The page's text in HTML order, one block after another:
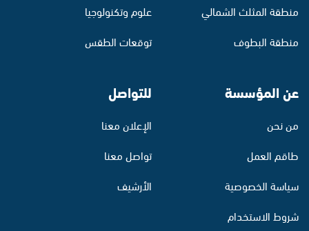
منطقة المثلث الشمالي
منطقة البطوف
علوم وتكنولوجيا
توقعات الطقس
عن المؤسسة
من نحن
طاقم العمل
سياسة الخصوصية
شروط الاستخدام
للتواصل
الإعلان معنا
تواصل معنا
الأرشيف